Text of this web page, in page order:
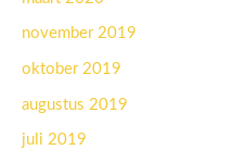
november 2019
oktober 2019
augustus 2019
juli 2019